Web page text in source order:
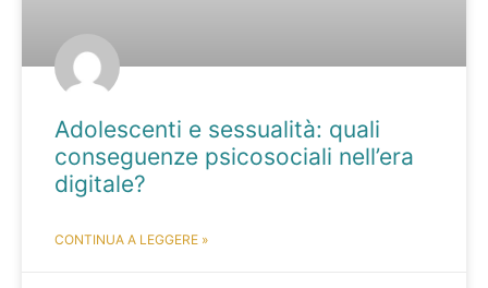
Adolescenti e sessualità: quali
conseguenze psicosociali nell’era
digitale?
CONTINUA A LEGGERE »